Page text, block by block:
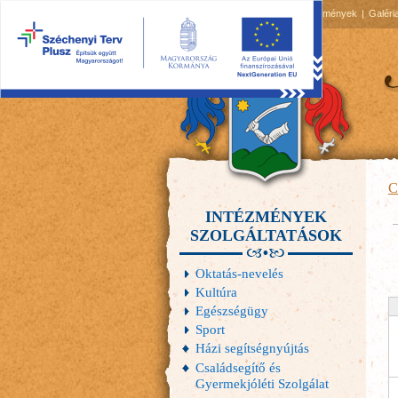
Események
INTÉZMÉNYEK
SZOLGÁLTATÁSOK
Oktatás-nevelés
Kultúra
Egészségügy
Sport
Házi segítségnyújtás
Családsegítő és
Gyermekjóléti Szolgálat